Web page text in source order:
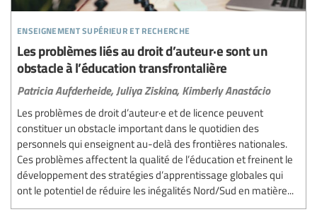
enseignement supérieur et recherche
Les problèmes liés au droit d’auteur·e sont un
obstacle à l’éducation transfrontalière
Patricia Aufderheide,Juliya Ziskina, Kimberly Anastácio
Les problèmes de droit d’auteur·e et de licence peuvent
constituer un obstacle important dans le quotidien des
personnels qui enseignent au-delà des frontières nationales.
Ces problèmes affectent la qualité de l’éducation et freinent le
développement des stratégies d’apprentissage globales qui
ont le potentiel de réduire les inégalités Nord/Sud en matière...